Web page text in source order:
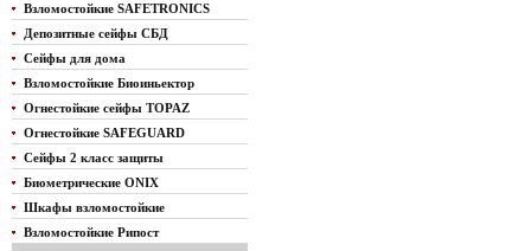
Взломостойкие SAFETRONICS
Депозитные сейфы СБД
Сейфы для дома
Взломостойкие Биоиньектор
Огнестойкие сейфы TOPAZ
Огнестойкие SAFEGUARD
Сейфы 2 класс защиты
Биометрические ONIX
Шкафы взломостойкие
Взломостойкие Рипост